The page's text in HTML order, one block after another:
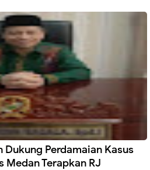
Dukung Perdamaian Kasus
Medan Terapkan RJ